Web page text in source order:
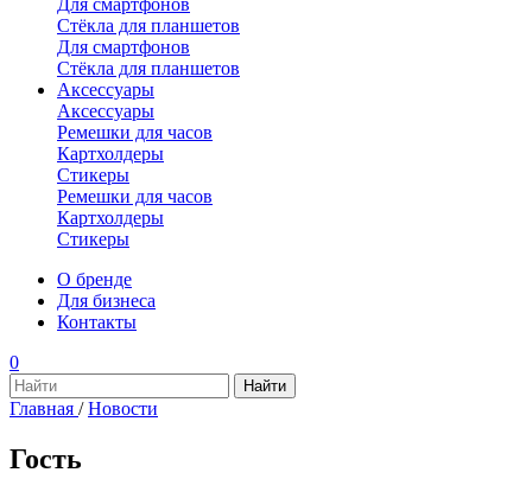
Для смартфонов
Стёкла для планшетов
Для смартфонов
Стёкла для планшетов
Аксессуары
Аксессуары
Ремешки для часов
Картхолдеры
Стикеры
Ремешки для часов
Картхолдеры
Стикеры
О бренде
Для бизнеса
Контакты
0
Главная / Новости
Гость